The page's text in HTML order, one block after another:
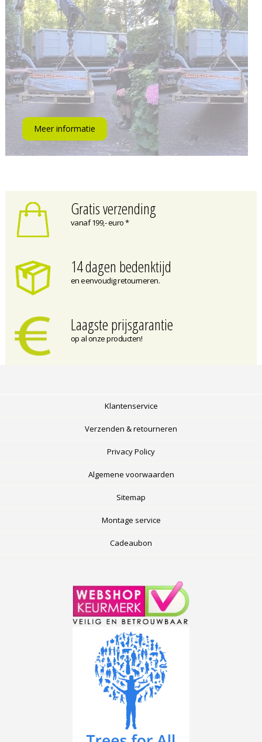
Meer informatie
Gratis verzending
vanaf 199,- euro *
14 dagen bedenktijd
en eenvoudig retourneren.
Laagste prijsgarantie
op al onze producten!
Klantenservice
Verzenden & retourneren
Privacy Policy
Algemene voorwaarden
Sitemap
Montage service
Cadeaubon